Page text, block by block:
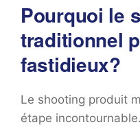
Pourquoi le
traditionnel
fastidieux?
Le shooting produit
étape